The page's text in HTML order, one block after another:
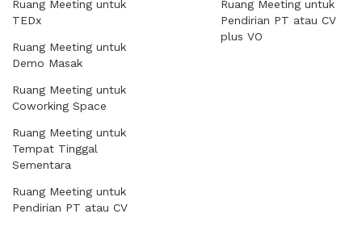
Ruang Meeting untuk
TEDx
Ruang Meeting untuk
Demo Masak
Ruang Meeting untuk
Coworking Space
Ruang Meeting untuk
Tempat Tinggal
Sementara
Ruang Meeting untuk
Pendirian PT atau CV
Ruang Meeting untuk
Pendirian PT atau CV
plus VO